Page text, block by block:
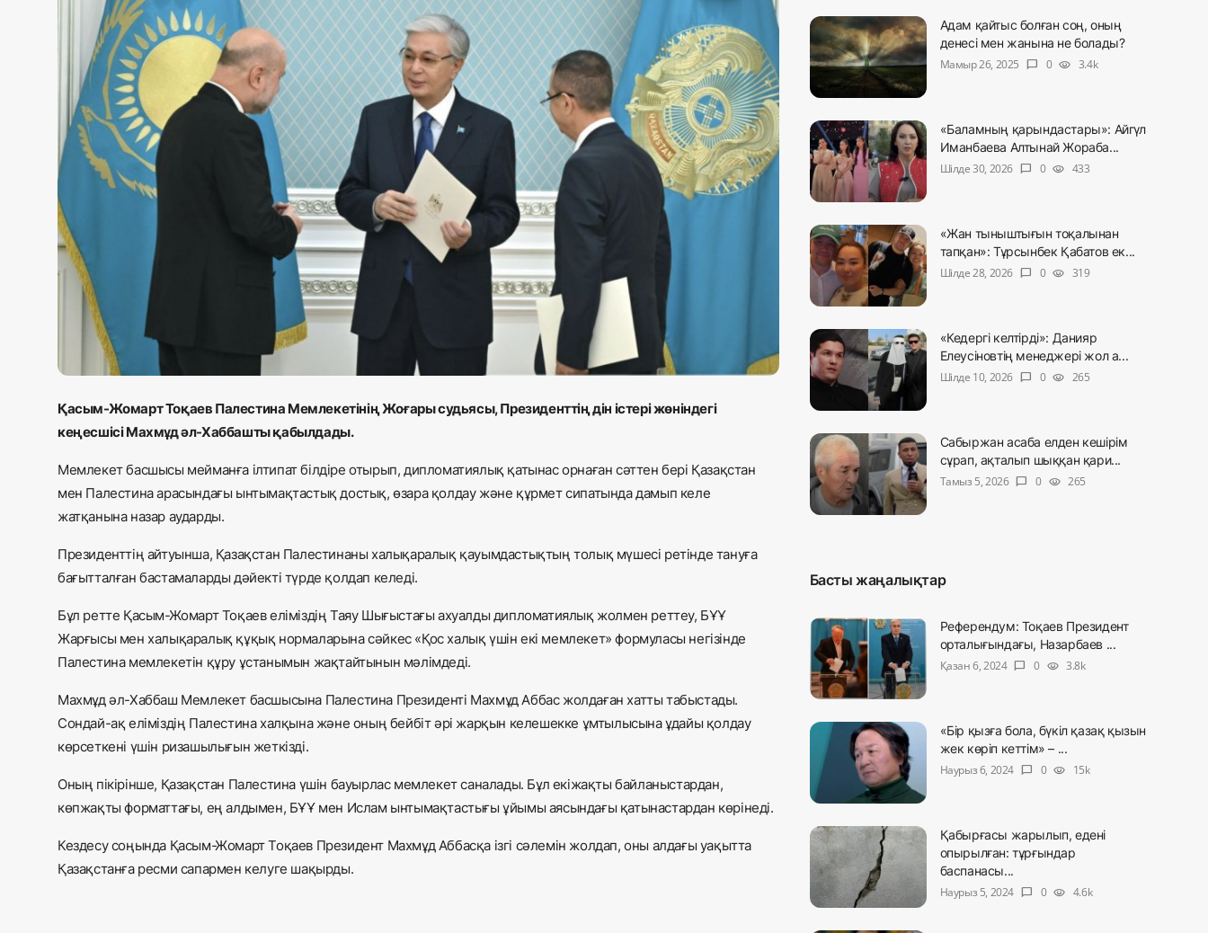
Журналистік зерттеу
Қазақ тілі
Қасым-Жомарт Тоқаев Палестина Мемлекетінің Жоғары судьясы, Президенттің дін істері жөніндегі
кеңесшісі Махмұд әл-Хаббашты қабылдады.
Мемлекет басшысы мейманға ілтипат білдіре отырып, дипломатиялық қатынас орнаған сәттен бері Қазақстан
мен Палестина арасындағы ынтымақтастық достық, өзара қолдау және құрмет сипатында дамып келе
жатқанына назар аударды.
Президенттің айтуынша, Қазақстан Палестинаны халықаралық қауымдастықтың толық мүшесі ретінде тануға
бағытталған бастамаларды дәйекті түрде қолдап келеді.
Бұл ретте Қасым-Жомарт Тоқаев еліміздің Таяу Шығыстағы ахуалды дипломатиялық жолмен реттеу, БҰҰ
Жарғысы мен халықаралық құқық нормаларына сәйкес «Қос халық үшін екі мемлекет» формуласы негізінде
Палестина мемлекетін құру ұстанымын жақтайтынын мәлімдеді.
Махмұд әл-Хаббаш Мемлекет басшысына Палестина Президенті Махмұд Аббас жолдаған хатты табыстады.
Сондай-ақ еліміздің Палестина халқына және оның бейбіт әрі жарқын келешекке ұмтылысына ұдайы қолдау
көрсеткені үшін ризашылығын жеткізді.
Оның пікірінше, Қазақстан Палестина үшін бауырлас мемлекет саналады. Бұл екіжақты байланыстардан,
көпжақты форматтағы, ең алдымен, БҰҰ мен Ислам ынтымақтастығы ұйымы аясындағы қатынастардан көрінеді.
Кездесу соңында Қасым-Жомарт Тоқаев Президент Махмұд Аббасқа ізгі сәлемін жолдап, оны алдағы уақытта
Қазақстанға ресми сапармен келуге шақырды.
Адам қайтыс болған соң, оның
денесі мен жанына не болады?
Мамыр 26, 2025
chat_bubble 0 visibility 3.4k
«Баламның қарындастары»: Айгүл
Иманбаева Алтынай Жораба...
Шілде 30, 2026
chat_bubble 0 visibility 433
«Жан тыныштығын тоқалынан
тапқан»: Тұрсынбек Қабатов ек...
Шілде 28, 2026
chat_bubble 0 visibility 319
«Кедергі келтірді»: Данияр
Елеусіновтің менеджері жол а...
Шілде 10, 2026
chat_bubble 0 visibility 265
Сабыржан асаба елден кешірім
сұрап, ақталып шыққан қари...
Тамыз 5, 2026 chat_bubble 0 visibility 265
Басты жаңалықтар
Референдум: Тоқаев Президент
орталығындағы, Назарбаев ...
Қазан 6, 2024 chat_bubble 0 visibility 3.8k
«Бір қызға бола, бүкіл қазақ қызын
жек көріп кеттім» – ...
Наурыз 6, 2024
chat_bubble 0 visibility 15k
Қабырғасы жарылып, едені
опырылған: тұрғындар
баспанасы...
Наурыз 5, 2024
chat_bubble 0 visibility 4.6k